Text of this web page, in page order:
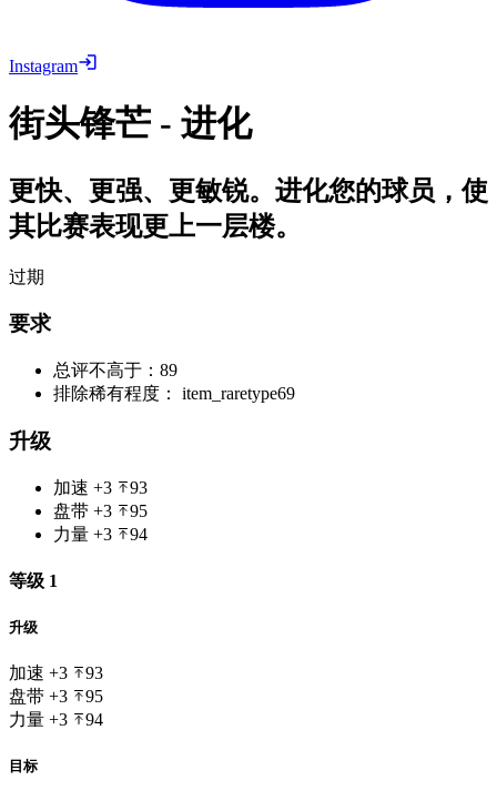
Instagram
街头锋芒 - 进化
更快、更强、更敏锐。进化您的球员，使
其比赛表现更上一层楼。
过期
要求
总评不高于：89
排除稀有程度： item_raretype69
升级
加速 +3
93
盘带 +3
95
力量 +3 94
等级 1
升级
加速 +3
93
盘带 +3
95
力量 +3 94
目标